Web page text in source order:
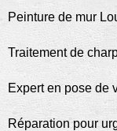
Peinture de mur
Traitement de
Expert en pose de
Réparation pour